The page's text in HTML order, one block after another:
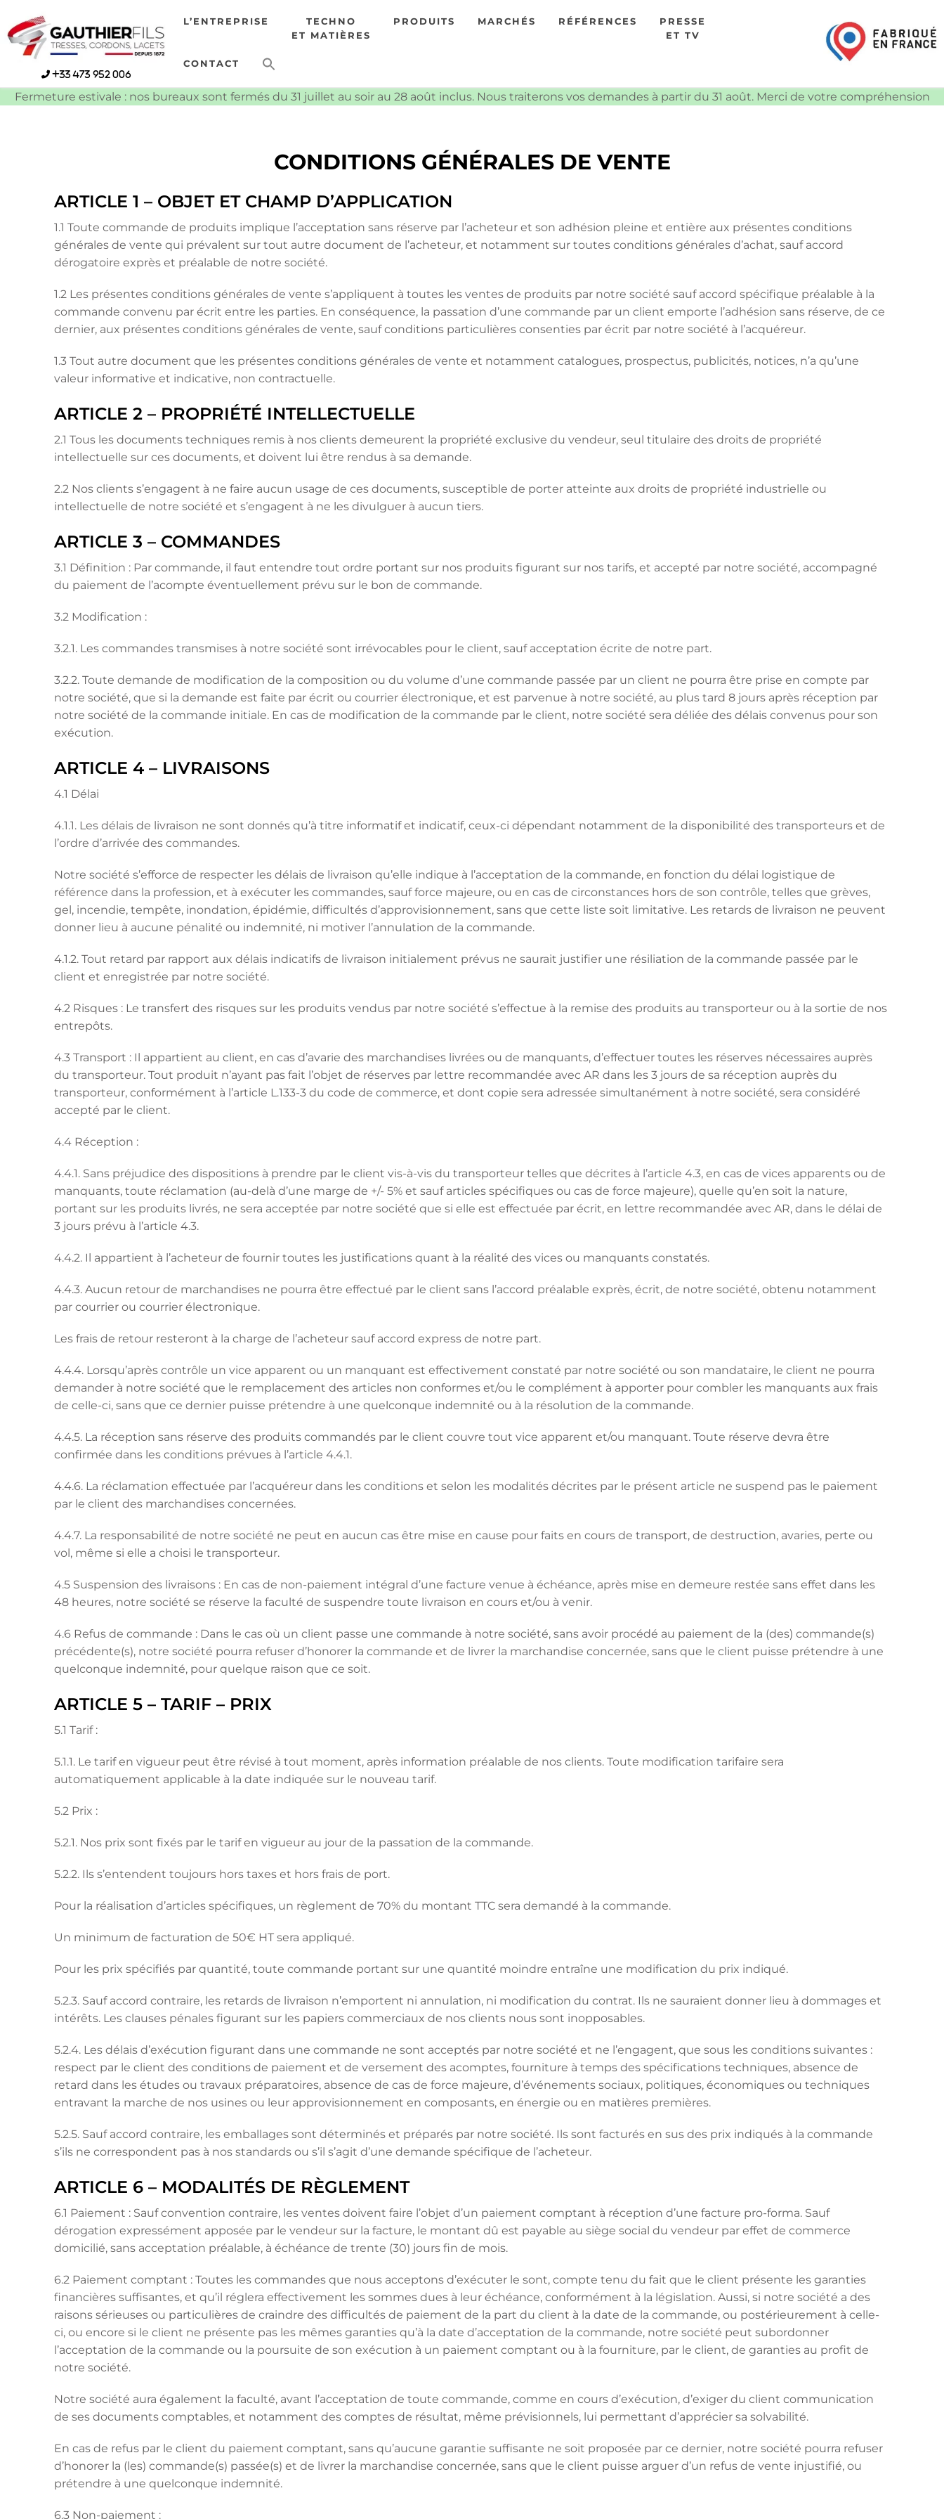
to
content
+33 473 952 006
L’ENTREPRISE
TECHNO
ET MATIÈRES
PRODUITS MARCHÉS RÉFÉRENCES
PRESSE
ET TV
CONTACT
Fermeture estivale : nos bureaux sont fermés du 31 juillet au soir au 28 août inclus. Nous traiterons vos demandes à partir du 31 août. Merci de votre compréhension
CONDITIONS GÉNÉRALES DE VENTE
ARTICLE 1 – OBJET ET CHAMP D’APPLICATION
1.1 Toute commande de produits implique l’acceptation sans réserve par l’acheteur et son adhésion pleine et entière aux présentes conditions
générales de vente qui prévalent sur tout autre document de l’acheteur, et notamment sur toutes conditions générales d’achat, sauf accord
dérogatoire exprès et préalable de notre société.
1.2 Les présentes conditions générales de vente s’appliquent à toutes les ventes de produits par notre société sauf accord spécifique préalable à la
commande convenu par écrit entre les parties. En conséquence, la passation d’une commande par un client emporte l’adhésion sans réserve, de ce
dernier, aux présentes conditions générales de vente, sauf conditions particulières consenties par écrit par notre société à l’acquéreur.
1.3 Tout autre document que les présentes conditions générales de vente et notamment catalogues, prospectus, publicités, notices, n’a qu’une
valeur informative et indicative, non contractuelle.
ARTICLE 2 – PROPRIÉTÉ INTELLECTUELLE
2.1 Tous les documents techniques remis à nos clients demeurent la propriété exclusive du vendeur, seul titulaire des droits de propriété
intellectuelle sur ces documents, et doivent lui être rendus à sa demande.
2.2 Nos clients s’engagent à ne faire aucun usage de ces documents, susceptible de porter atteinte aux droits de propriété industrielle ou
intellectuelle de notre société et s’engagent à ne les divulguer à aucun tiers.
ARTICLE 3 – COMMANDES
3.1 Définition : Par commande, il faut entendre tout ordre portant sur nos produits figurant sur nos tarifs, et accepté par notre société, accompagné
du paiement de l’acompte éventuellement prévu sur le bon de commande.
3.2 Modification :
3.2.1. Les commandes transmises à notre société sont irrévocables pour le client, sauf acceptation écrite de notre part.
3.2.2. Toute demande de modification de la composition ou du volume d’une commande passée par un client ne pourra être prise en compte par
notre société, que si la demande est faite par écrit ou courrier électronique, et est parvenue à notre société, au plus tard 8 jours après réception par
notre société de la commande initiale. En cas de modification de la commande par le client, notre société sera déliée des délais convenus pour son
exécution.
ARTICLE 4 – LIVRAISONS
4.1 Délai
4.1.1. Les délais de livraison ne sont donnés qu’à titre informatif et indicatif, ceux-ci dépendant notamment de la disponibilité des transporteurs et de
l’ordre d’arrivée des commandes.
Notre société s’efforce de respecter les délais de livraison qu’elle indique à l’acceptation de la commande, en fonction du délai logistique de
référence dans la profession, et à exécuter les commandes, sauf force majeure, ou en cas de circonstances hors de son contrôle, telles que grèves,
gel, incendie, tempête, inondation, épidémie, difficultés d’approvisionnement, sans que cette liste soit limitative. Les retards de livraison ne peuvent
donner lieu à aucune pénalité ou indemnité, ni motiver l’annulation de la commande.
4.1.2. Tout retard par rapport aux délais indicatifs de livraison initialement prévus ne saurait justifier une résiliation de la commande passée par le
client et enregistrée par notre société.
4.2 Risques : Le transfert des risques sur les produits vendus par notre société s’effectue à la remise des produits au transporteur ou à la sortie de nos
entrepôts.
4.3 Transport : Il appartient au client, en cas d’avarie des marchandises livrées ou de manquants, d’effectuer toutes les réserves nécessaires auprès
du transporteur. Tout produit n’ayant pas fait l’objet de réserves par lettre recommandée avec AR dans les 3 jours de sa réception auprès du
transporteur, conformément à l’article L.133-3 du code de commerce, et dont copie sera adressée simultanément à notre société, sera considéré
accepté par le client.
4.4 Réception :
4.4.1. Sans préjudice des dispositions à prendre par le client vis-à-vis du transporteur telles que décrites à l’article 4.3, en cas de vices apparents ou de
manquants, toute réclamation (au-delà d’une marge de +/- 5% et sauf articles spécifiques ou cas de force majeure), quelle qu’en soit la nature,
portant sur les produits livrés, ne sera acceptée par notre société que si elle est effectuée par écrit, en lettre recommandée avec AR, dans le délai de
3 jours prévu à l’article 4.3.
4.4.2. Il appartient à l’acheteur de fournir toutes les justifications quant à la réalité des vices ou manquants constatés.
4.4.3. Aucun retour de marchandises ne pourra être effectué par le client sans l’accord préalable exprès, écrit, de notre société, obtenu notamment
par courrier ou courrier électronique.
Les frais de retour resteront à la charge de l’acheteur sauf accord express de notre part.
4.4.4. Lorsqu’après contrôle un vice apparent ou un manquant est effectivement constaté par notre société ou son mandataire, le client ne pourra
demander à notre société que le remplacement des articles non conformes et/ou le complément à apporter pour combler les manquants aux frais
de celle-ci, sans que ce dernier puisse prétendre à une quelconque indemnité ou à la résolution de la commande.
4.4.5. La réception sans réserve des produits commandés par le client couvre tout vice apparent et/ou manquant. Toute réserve devra être
confirmée dans les conditions prévues à l’article 4.4.1.
4.4.6. La réclamation effectuée par l’acquéreur dans les conditions et selon les modalités décrites par le présent article ne suspend pas le paiement
par le client des marchandises concernées.
4.4.7. La responsabilité de notre société ne peut en aucun cas être mise en cause pour faits en cours de transport, de destruction, avaries, perte ou
vol, même si elle a choisi le transporteur.
4.5 Suspension des livraisons : En cas de non-paiement intégral d’une facture venue à échéance, après mise en demeure restée sans effet dans les
48 heures, notre société se réserve la faculté de suspendre toute livraison en cours et/ou à venir.
4.6 Refus de commande : Dans le cas où un client passe une commande à notre société, sans avoir procédé au paiement de la (des) commande(s)
précédente(s), notre société pourra refuser d’honorer la commande et de livrer la marchandise concernée, sans que le client puisse prétendre à une
quelconque indemnité, pour quelque raison que ce soit.
ARTICLE 5 – TARIF – PRIX
5.1 Tarif :
5.1.1. Le tarif en vigueur peut être révisé à tout moment, après information préalable de nos clients. Toute modification tarifaire sera
automatiquement applicable à la date indiquée sur le nouveau tarif.
5.2 Prix :
5.2.1. Nos prix sont fixés par le tarif en vigueur au jour de la passation de la commande.
5.2.2. Ils s’entendent toujours hors taxes et hors frais de port.
Pour la réalisation d’articles spécifiques, un règlement de 70% du montant TTC sera demandé à la commande.
Un minimum de facturation de 50€ HT sera appliqué.
Pour les prix spécifiés par quantité, toute commande portant sur une quantité moindre entraîne une modification du prix indiqué.
5.2.3. Sauf accord contraire, les retards de livraison n’emportent ni annulation, ni modification du contrat. Ils ne sauraient donner lieu à dommages et
intérêts. Les clauses pénales figurant sur les papiers commerciaux de nos clients nous sont inopposables.
5.2.4. Les délais d’exécution figurant dans une commande ne sont acceptés par notre société et ne l’engagent, que sous les conditions suivantes :
respect par le client des conditions de paiement et de versement des acomptes, fourniture à temps des spécifications techniques, absence de
retard dans les études ou travaux préparatoires, absence de cas de force majeure, d’événements sociaux, politiques, économiques ou techniques
entravant la marche de nos usines ou leur approvisionnement en composants, en énergie ou en matières premières.
5.2.5. Sauf accord contraire, les emballages sont déterminés et préparés par notre société. Ils sont facturés en sus des prix indiqués à la commande
s’ils ne correspondent pas à nos standards ou s’il s’agit d’une demande spécifique de l’acheteur.
ARTICLE 6 – MODALITÉS DE RÈGLEMENT
6.1 Paiement : Sauf convention contraire, les ventes doivent faire l’objet d’un paiement comptant à réception d’une facture pro-forma. Sauf
dérogation expressément apposée par le vendeur sur la facture, le montant dû est payable au siège social du vendeur par effet de commerce
domicilié, sans acceptation préalable, à échéance de trente (30) jours fin de mois.
6.2 Paiement comptant : Toutes les commandes que nous acceptons d’exécuter le sont, compte tenu du fait que le client présente les garanties
financières suffisantes, et qu’il réglera effectivement les sommes dues à leur échéance, conformément à la législation. Aussi, si notre société a des
raisons sérieuses ou particulières de craindre des difficultés de paiement de la part du client à la date de la commande, ou postérieurement à celle-
ci, ou encore si le client ne présente pas les mêmes garanties qu’à la date d’acceptation de la commande, notre société peut subordonner
l’acceptation de la commande ou la poursuite de son exécution à un paiement comptant ou à la fourniture, par le client, de garanties au profit de
notre société.
Notre société aura également la faculté, avant l’acceptation de toute commande, comme en cours d’exécution, d’exiger du client communication
de ses documents comptables, et notamment des comptes de résultat, même prévisionnels, lui permettant d’apprécier sa solvabilité.
En cas de refus par le client du paiement comptant, sans qu’aucune garantie suffisante ne soit proposée par ce dernier, notre société pourra refuser
d’honorer la (les) commande(s) passée(s) et de livrer la marchandise concernée, sans que le client puisse arguer d’un refus de vente injustifié, ou
prétendre à une quelconque indemnité.
6.3 Non-paiement :